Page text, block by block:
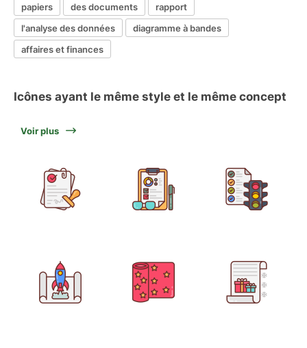
papiers des documents
rapport
l'analyse des données
diagramme à bandes
affaires et finances
Icônes ayant le même style et le même concept
Voir plus